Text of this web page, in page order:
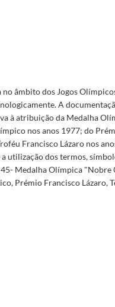
âmbito dos Jogos
A
à atribuição da Medalha
nos anos 1977; do
Francisco Lázaro nos
utilização dos termos,
45- Medalha Olímpica
Prémio Francisco Lázaro,